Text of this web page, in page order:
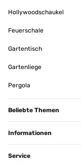
Hollywoodschaukel
Feuerschale
Gartentisch
Gartenliege
Pergola
Beliebte Themen
Informationen
Service